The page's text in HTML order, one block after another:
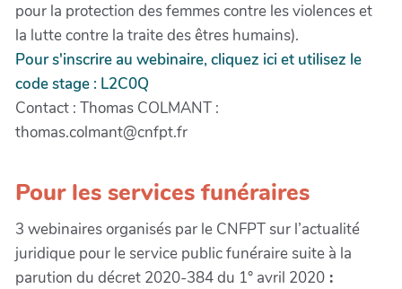
pour la protection des femmes contre les violences et
la lutte contre la traite des êtres humains).
Pour s'inscrire au webinaire, cliquez ici et utilisez le
code stage : L2C0Q
Contact : Thomas COLMANT :
thomas.colmant@cnfpt.fr
Pour les services funéraires
3 webinaires organisés par le CNFPT sur l’actualité
juridique pour le service public funéraire suite à la
parution du décret 2020-384 du 1° avril 2020 :